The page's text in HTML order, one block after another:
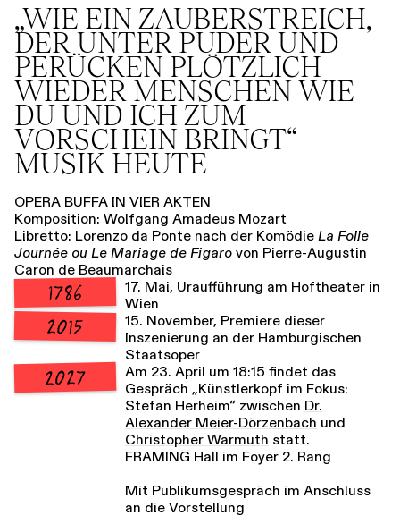
„WIE EIN ZAUBER­STREICH,
DER UNTER PUDER UND
PERÜCKEN PLÖTZLICH
WIEDER MENSCHEN WIE
DU UND ICH ZUM
VORSCHEIN BRINGT“
MUSIK HEUTE
OPERA BUFFA IN VIER AKTEN
Komposition: Wolfgang Amadeus Mozart
Libretto: Lorenzo da Ponte nach der Komödie La Folle
Journée ou Le Mariage de Figaro von Pierre-Augustin
Caron de Beaumarchais
1786
17. Mai, Uraufführung am Hoftheater in
Wien
2015
15. November, Premiere dieser
Inszenierung an der Hamburgischen
Staatsoper
2027
Am 23. April um 18:15 findet das
Gespräch „Künstlerkopf im Fokus:
Stefan Herheim“ zwischen Dr.
Alexander Meier-Dörzenbach und
Christopher Warmuth statt.
FRAMING Hall im Foyer 2. Rang
Mit Publikumsgespräch im Anschluss
an die Vorstellung